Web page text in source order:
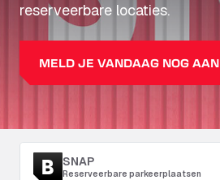
reserveerbare locaties.
MELD JE VANDAAG NOG AAN
SNAP
Reserveerbare parkeerplaatsen